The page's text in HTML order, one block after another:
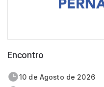
Encontro
10 de agosto de 2026